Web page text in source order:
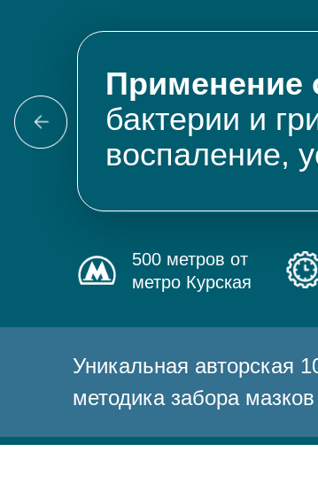
Применение
бактерии и
воспаление,
500 метров от
метро Курская
Уникальная
методика забора